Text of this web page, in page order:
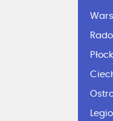
Płock